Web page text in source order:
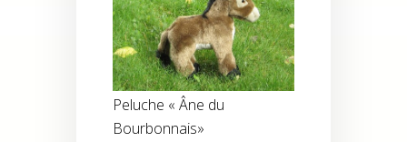
Peluche « Âne du
Bourbonnais»